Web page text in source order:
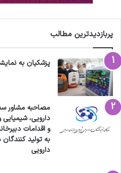
پربازدیدترین مطالب
پزشکیان به
مصاحبه مشاور
دارویی، شیمیایی
و اقدامات
به تولید
دارویی